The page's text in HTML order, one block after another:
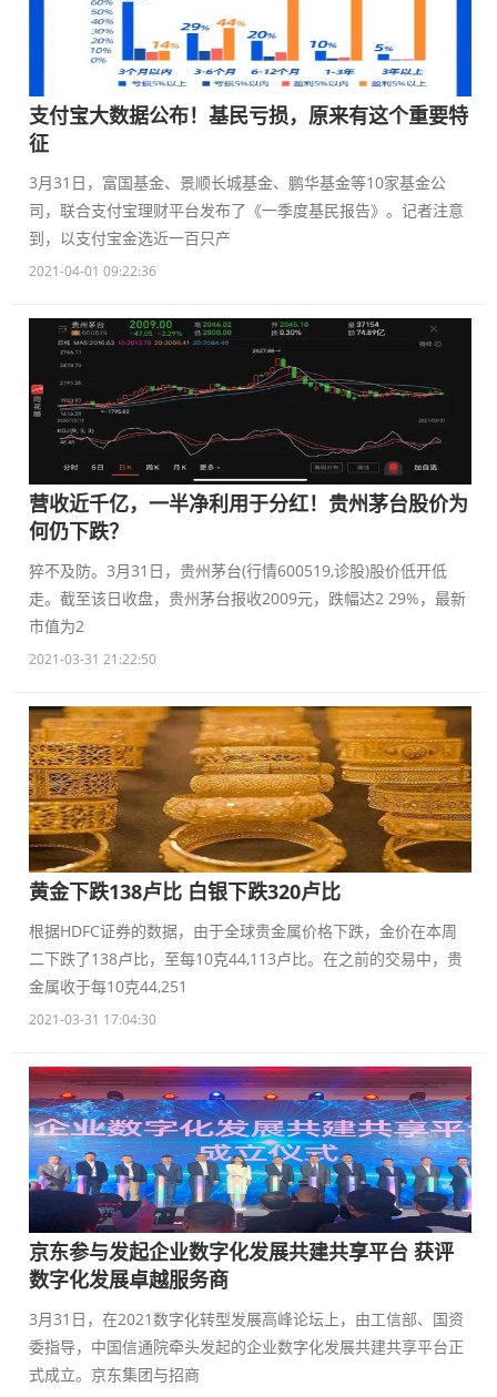
支付宝大数据公布！基民亏损，原来有这个重要特
征
3月31日，富国基金、景顺长城基金、鹏华基金等10家基金公
司，联合支付宝理财平台发布了《一季度基民报告》。记者注意
到，以支付宝金选近一百只产
2021-04-01 09:22:36
营收近千亿，一半净利用于分红！贵州茅台股价为
何仍下跌？
猝不及防。3月31日，贵州茅台(行情600519,诊股)股价低开低
走。截至该日收盘，贵州茅台报收2009元，跌幅达2 29%，最新
市值为2
2021-03-31 21:22:50
黄金下跌138卢比 白银下跌320卢比
根据HDFC证券的数据，由于全球贵金属价格下跌，金价在本周
二下跌了138卢比，至每10克44,113卢比。在之前的交易中，贵
金属收于每10克44,251
2021-03-31 17:04:30
京东参与发起企业数字化发展共建共享平台 获评
数字化发展卓越服务商
3月31日，在2021数字化转型发展高峰论坛上，由工信部、国资
委指导，中国信通院牵头发起的企业数字化发展共建共享平台正
式成立。京东集团与招商